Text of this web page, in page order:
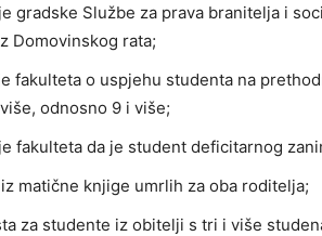
gradske Službe za prava branitelja i
Domovinskog rata;
fakulteta o uspjehu studenta na
odnosno 9 i više;
fakulteta da je student deficitarnog
matične knjige umrlih za oba roditelja;
za studente iz obitelji s tri i više